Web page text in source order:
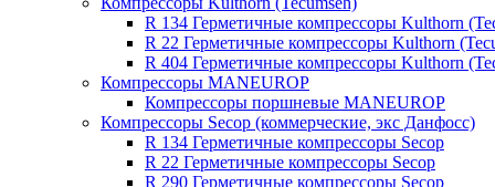
R 134 Герметичные компрессоры Kulthorn
R 22 Герметичные компрессоры Kulthorn
R 404 Герметичные компрессоры Kulthorn
Компрессоры MANEUROP
Компрессоры поршневые MANEUROP
Компрессоры Secop (коммерческие, экс Данфосс)
R 134 Герметичные компрессоры Secop
R 22 Герметичные компрессоры Secop
R 290 Герметичные компрессоры Secop